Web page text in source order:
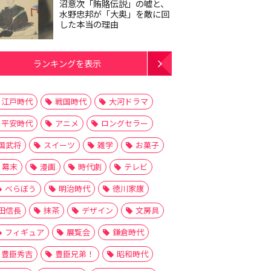
沼意次「賄賂伝説」の嘘と、
水野忠邦が「大奥」を敵に回
した本当の理由
ランキングを表示
江戸時代 戦国時代
大河ドラマ
平安時代
アニメ
ロングセラー
武将
スイーツ 雑学
お菓子
幕末
漫画 時代劇
テレビ
べらぼう
明治時代
徳川家康
信長
抹茶 デザイン
文房具
フィギュア
展覧会
鎌倉時代
豊臣秀吉
豊臣兄弟！
昭和時代